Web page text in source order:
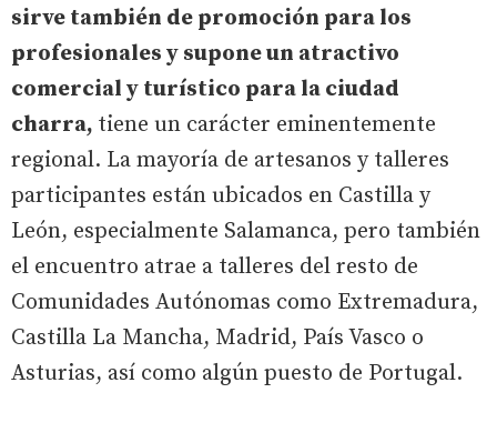
sirve también de promoción para los
profesionales y supone un atractivo
comercial y turístico para la ciudad
charra, tiene un carácter eminentemente
regional. La mayoría de artesanos y talleres
participantes están ubicados en Castilla y
León, especialmente Salamanca, pero también
el encuentro atrae a talleres del resto de
Comunidades Autónomas como Extremadura,
Castilla La Mancha, Madrid, País Vasco o
Asturias, así como algún puesto de Portugal.